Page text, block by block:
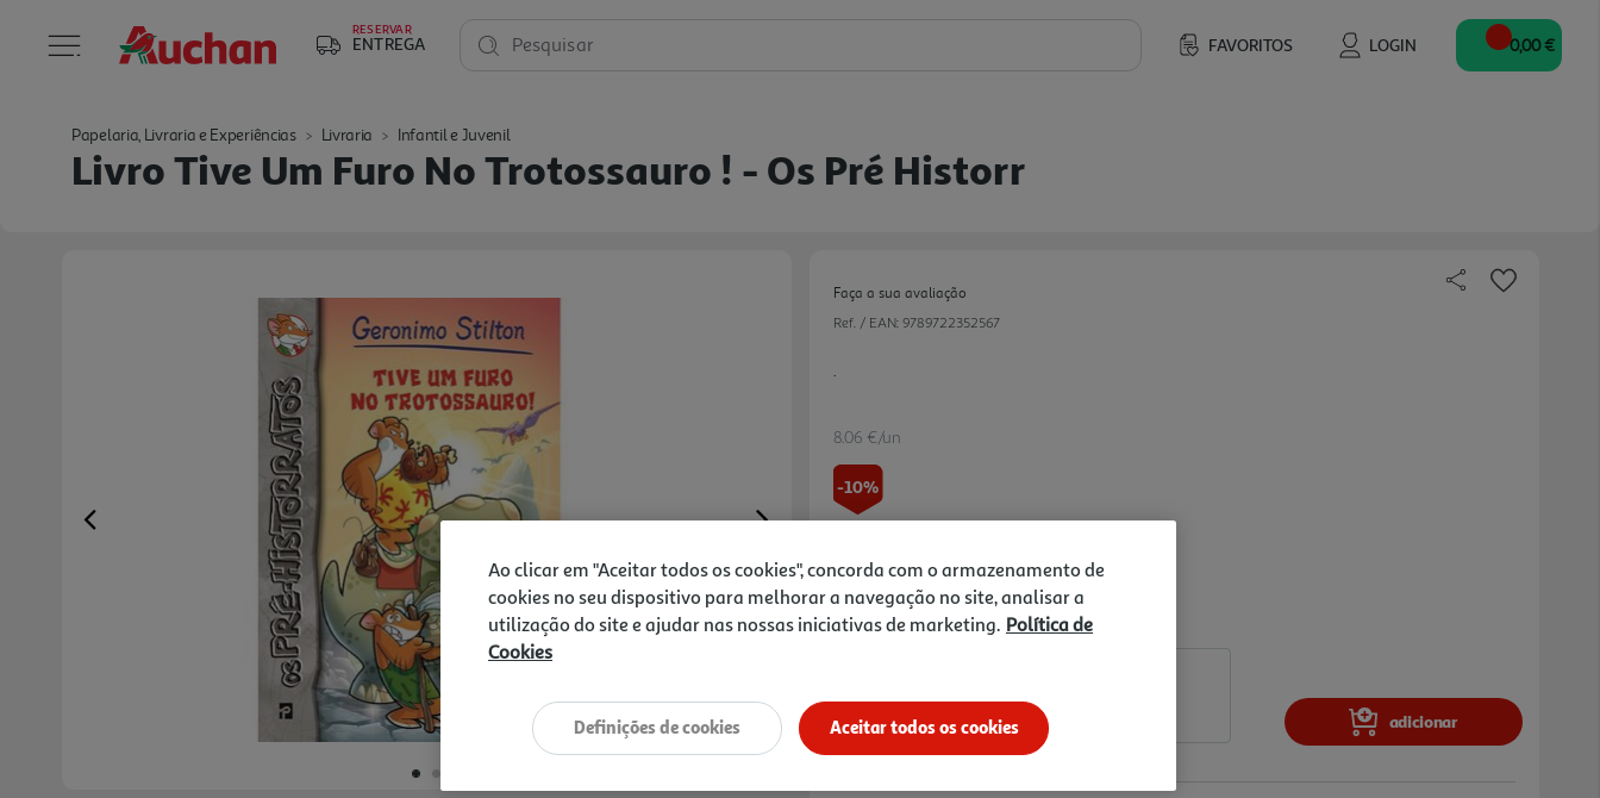
RESERVAR
ENTREGA FAVORITOS LOGIN
Pesquisar 0,00 €
Papelaria, Livraria e Experiências Livraria Infantil e Juvenil
Livro Tive Um Furo No Trotossauro ! - Os Pré Historr
Previous
Faça a sua avaliação
Ref. / EAN: 9789722352567
.
8.06 €/un
-10%
8,06 €
Notas de preparação
adicionar
Ao clicar em "Aceitar todos os cookies", concorda com o armazenamento de
cookies no seu dispositivo para melhorar a navegação no site, analisar a
utilização do site e ajudar nas nossas iniciativas de marketing. Política de
Cookies
Aceitar todos os cookies
Definições de cookies